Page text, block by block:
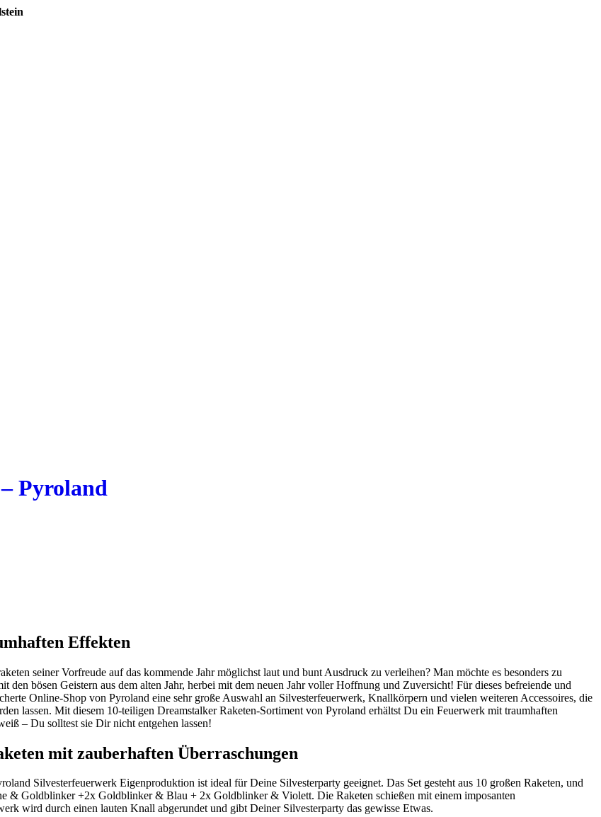
Pyroland
Effekten
seiner Vorfreude auf das kommende Jahr möglichst laut und bunt Ausdruck zu verleihen? Man möchte es besonders zu
bösen Geistern aus dem alten Jahr, herbei mit dem neuen Jahr voller Hoffnung und Zuversicht! Für dieses befreiende und
Online-Shop von Pyroland eine sehr große Auswahl an Silvesterfeuerwerk, Knallkörpern und vielen weiteren Accessoires, die
lassen. Mit diesem 10-teiligen Dreamstalker Raketen-Sortiment von Pyroland erhältst Du ein Feuerwerk mit traumhaften
– Du solltest sie Dir nicht entgehen lassen!
mit zauberhaften Überraschungen
Silvesterfeuerwerk Eigenproduktion ist ideal für Deine Silvesterparty geeignet. Das Set gesteht aus 10 großen Raketen, und
& Goldblinker +2x Goldblinker & Blau + 2x Goldblinker & Violett. Die Raketen schießen mit einem imposanten
wird durch einen lauten Knall abgerundet und gibt Deiner Silvesterparty das gewisse Etwas.